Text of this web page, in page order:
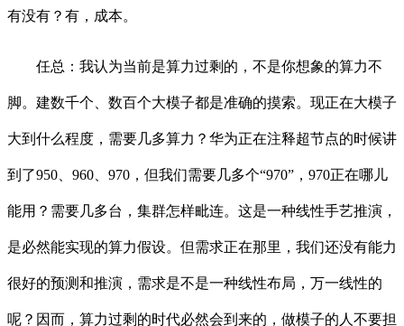
有没有？有，成本。
任总：我认为当前是算力过剩的，不是你想象的算力不
脚。建数千个、数百个大模子都是准确的摸索。现正在大模子
大到什么程度，需要几多算力？华为正在注释超节点的时候讲
到了950、960、970，但我们需要几多个“970”，970正在哪儿
能用？需要几多台，集群怎样毗连。这是一种线性手艺推演，
是必然能实现的算力假设。但需求正在那里，我们还没有能力
很好的预测和推演，需求是不是一种线性布局，万一线性的
呢？因而，算力过剩的时代必然会到来的，做模子的人不要担